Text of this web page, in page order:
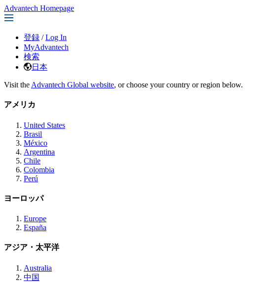
Advantech Homepage
登録 / Log In
MyAdvantech
検索
日本
Visit the Advantech Global website, or choose your country or region below.
アメリカ
United States
Brasil
México
Argentina
Chile
Colombia
Perú
ヨーロッパ
Europe
España
アジア・太平洋
Australia
中国